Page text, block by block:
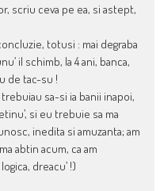
scriu ceva pe ea, si astept,
totusi : mai degraba
il schimb, la 4 ani, banca,
de tac-su !
sa-si ia banii inapoi,
si eu trebuie sa ma
inedita si amuzanta; am
abtin acum, ca am
dreacu’ !)